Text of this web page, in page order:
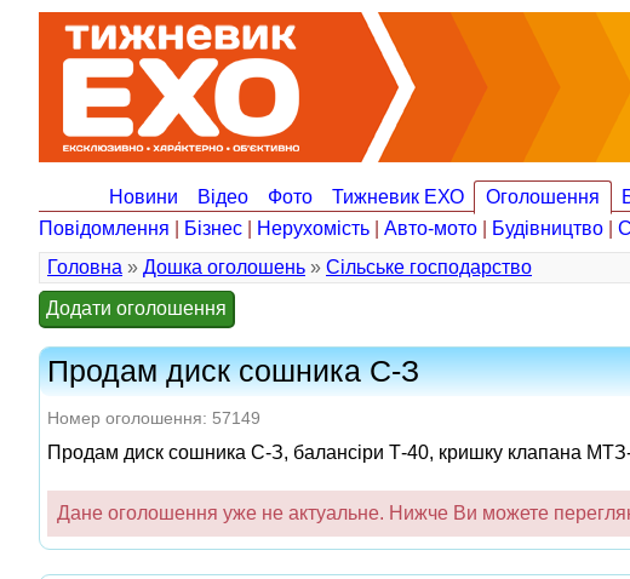
Новини Відео Фото Тижневик ЕХО Оголошення
Повідомлення
Бізнес Нерухомість Авто-мото Будівництво
Головна » Дошка оголошень » Сільське господарство
Додати оголошення
Продам диск сошника С-З
Номер оголошення: 57149
Продам диск сошника С-З, балансіри Т-40, кришку клапана
Дане оголошення уже не актуальне. Нижче Ви можете